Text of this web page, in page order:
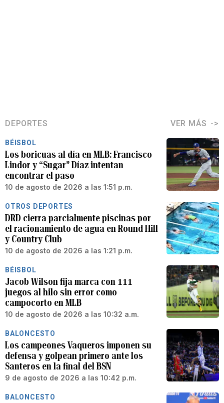
DEPORTES VER MÁS
BÉISBOL
Los boricuas al día en MLB: Francisco
Lindor y “Sugar” Díaz intentan
encontrar el paso
10 de agosto de 2026 a las 1:51 p.m.
OTROS DEPORTES
DRD cierra parcialmente piscinas por
el racionamiento de agua en Round Hill
y Country Club
10 de agosto de 2026 a las 1:21 p.m.
BÉISBOL
Jacob Wilson fija marca con 111
juegos al hilo sin error como
campocorto en MLB
10 de agosto de 2026 a las 10:32 a.m.
BALONCESTO
Los campeones Vaqueros imponen su
defensa y golpean primero ante los
Santeros en la final del BSN
9 de agosto de 2026 a las 10:42 p.m.
BALONCESTO